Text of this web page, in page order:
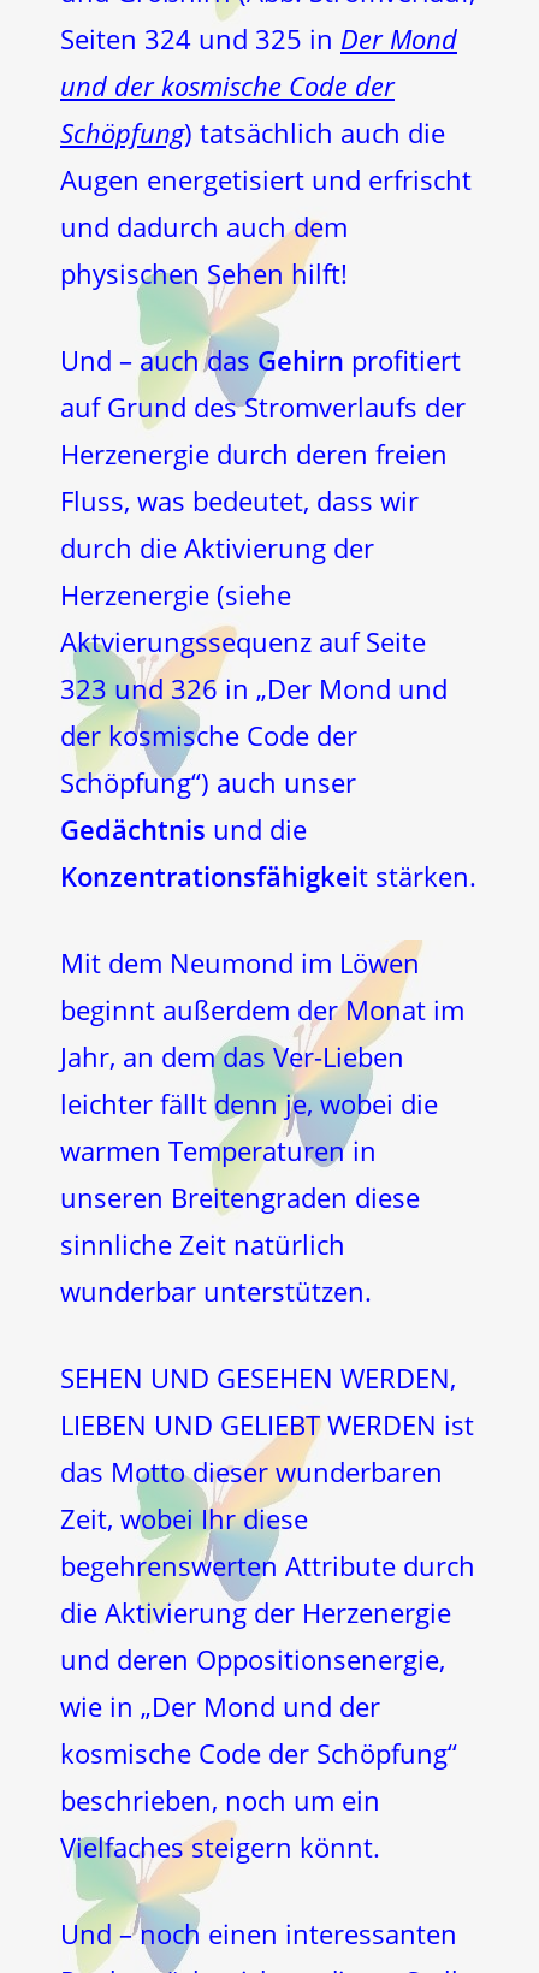
Seiten 324 und 325 in Der Mond
und der kosmische Code der
Schöpfung) tatsächlich auch die
Augen energetisiert und erfrischt
und dadurch auch dem
physischen Sehen hilft!
Und – auch das Gehirn profitiert
auf Grund des Stromverlaufs der
Herzenergie durch deren freien
Fluss, was bedeutet, dass wir
durch die Aktivierung der
Herzenergie (siehe
Aktvierungssequenz auf Seite
323 und 326 in „Der Mond und
der kosmische Code der
Schöpfung“) auch unser
Gedächtnis und die
Konzentrationsfähigkeit stärken.
Mit dem Neumond im Löwen
beginnt außerdem der Monat im
Jahr, an dem das Ver-Lieben
leichter fällt denn je, wobei die
warmen Temperaturen in
unseren Breitengraden diese
sinnliche Zeit natürlich
wunderbar unterstützen.
SEHEN UND GESEHEN WERDEN,
LIEBEN UND GELIEBT WERDEN ist
das Motto dieser wunderbaren
Zeit, wobei Ihr diese
begehrenswerten Attribute durch
die Aktivierung der Herzenergie
und deren Oppositionsenergie,
wie in „Der Mond und der
kosmische Code der Schöpfung“
beschrieben, noch um ein
Vielfaches steigern könnt.
Und – noch einen interessanten